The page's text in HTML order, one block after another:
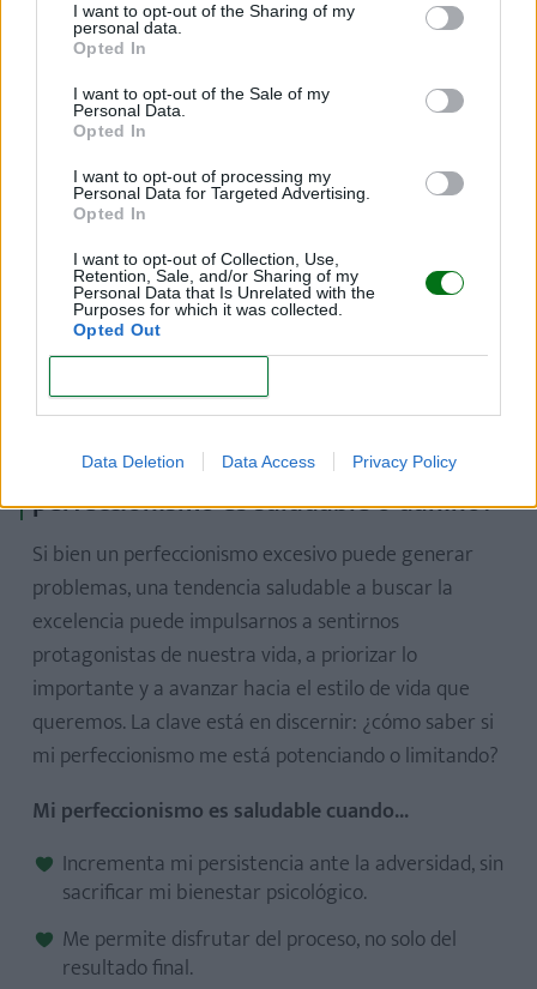
I want to opt-out of the Sharing of my
personal data.
Opted In
I want to opt-out of the Sale of my
Personal Data.
Opted In
I want to opt-out of processing my
Personal Data for Targeted Advertising.
Opted In
I want to opt-out of Collection, Use,
Retention, Sale, and/or Sharing of my
Personal Data that Is Unrelated with the
Purposes for which it was collected.
Opted Out
Data Deletion Data Access Privacy Policy
¿Qué señales indican si mi
perfeccionismo es saludable o dañino?
Si bien un perfeccionismo excesivo puede generar
problemas, una tendencia saludable a buscar la
excelencia puede impulsarnos a sentirnos
protagonistas de nuestra vida, a priorizar lo
importante y a avanzar hacia el estilo de vida que
queremos. La clave está en discernir: ¿cómo saber si
mi perfeccionismo me está potenciando o limitando?
Mi perfeccionismo es saludable cuando...
Incrementa mi persistencia ante la adversidad, sin
sacrificar mi bienestar psicológico.
Me permite disfrutar del proceso, no solo del
resultado final.